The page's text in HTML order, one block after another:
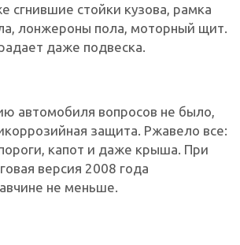
сгнившие стойки кузова, рамка
лонжероны пола, моторный щит.
даже подвеска.
автомобиля вопросов не было,
защита. Ржавело все:
капот и даже крыша. При
версия 2008 года
не меньше.